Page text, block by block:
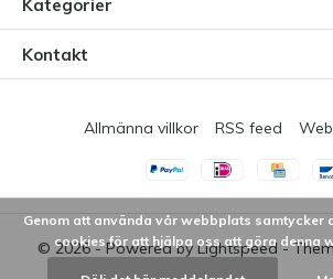
Kategorier
Kontakt
© 2026 - Powered by Lightspeed -
Allmänna villkor RSS feed
Genom att använda vår webbplats samtycker
cookies för att hjälpa oss att göra denna